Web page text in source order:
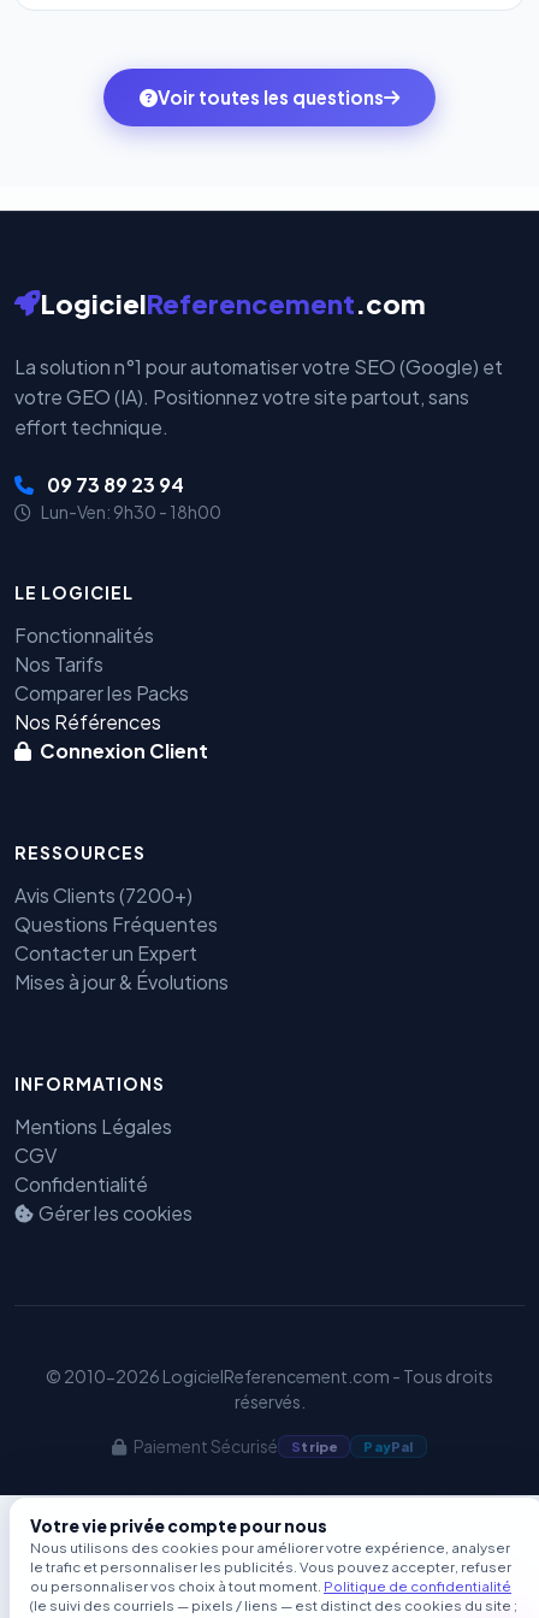
l'onglet« Migrer votre pack »pour basculer en
ambitions du moment — sans perdre vos données ni
votre historique.
monde. Vos données bancaires ne transitent jamais
par nos serveurs — elles sont gérées directement et
Voir toutes les questions
LogicielReferencement.com
La solution n°1 pour automatiser votre SEO (Google) et
votre GEO (IA). Positionnez votre site partout, sans
effort technique.
09 73 89 23 94
Lun-Ven: 9h30 - 18h00
LE LOGICIEL
Fonctionnalités
Nos Tarifs
Comparer les Packs
Nos Références
Connexion Client
RESSOURCES
Avis Clients (7200+)
Questions Fréquentes
Contacter un Expert
Mises à jour & Évolutions
INFORMATIONS
Mentions Légales
CGV
Confidentialité
Gérer les cookies
© 2010-2026 LogicielReferencement.com - Tous droits
réservés.
Paiement Sécurisé Stripe PayPal
Votre vie privée compte pour nous
Nous utilisons des cookies pour améliorer votre expérience, analyser
le trafic et personnaliser les publicités. Vous pouvez accepter, refuser
ou personnaliser vos choix à tout moment. Politique de confidentialité
(le suivi des courriels — pixels / liens — est distinct des cookies du site ;